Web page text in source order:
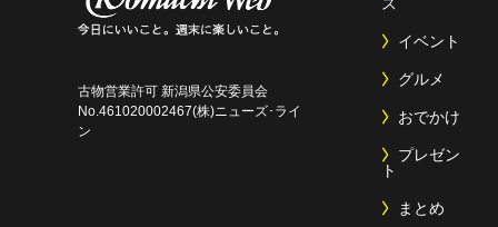
古物営業許可 新潟県公安委員会
No.461020002467(株)ニューズ･ライ
ン
イベント
グルメ
おでかけ
プレゼン
ト
まとめ